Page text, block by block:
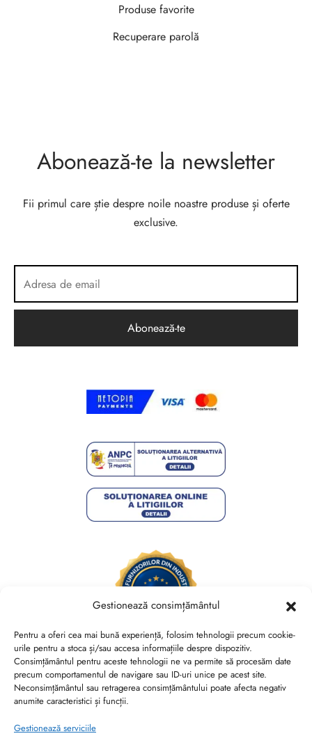
Gestionează consimțământul
Pentru a oferi cea mai bună experiență, folosim tehnologii precum cookie-
urile pentru a stoca și/sau accesa informațiile despre dispozitiv.
Consimțământul pentru aceste tehnologii ne va permite să procesăm date
precum comportamentul de navigare sau ID-uri unice pe acest site.
Neconsimțământul sau retragerea consimțământului poate afecta negativ
anumite caracteristici și funcții.
Gestionează serviciile
Produse favorite
Recuperare parolă
Abonează-te la newsletter
Fii primul care știe despre noile noastre produse și oferte
exclusive.
Brides Shoes By Veronesse S.R.L.
RO44730767, J40/13882/2021, Cod CAEN 1520
Str. Nicolae Canea, Nr. 53, Sector 2, Bucuresti